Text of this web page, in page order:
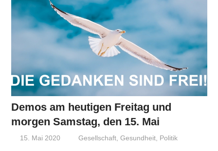
Demos am heutigen Freitag und
morgen Samstag, den 15. Mai
15. Mai 2020 Niki Vogt
Gesellschaft ,Gesundheit Politik